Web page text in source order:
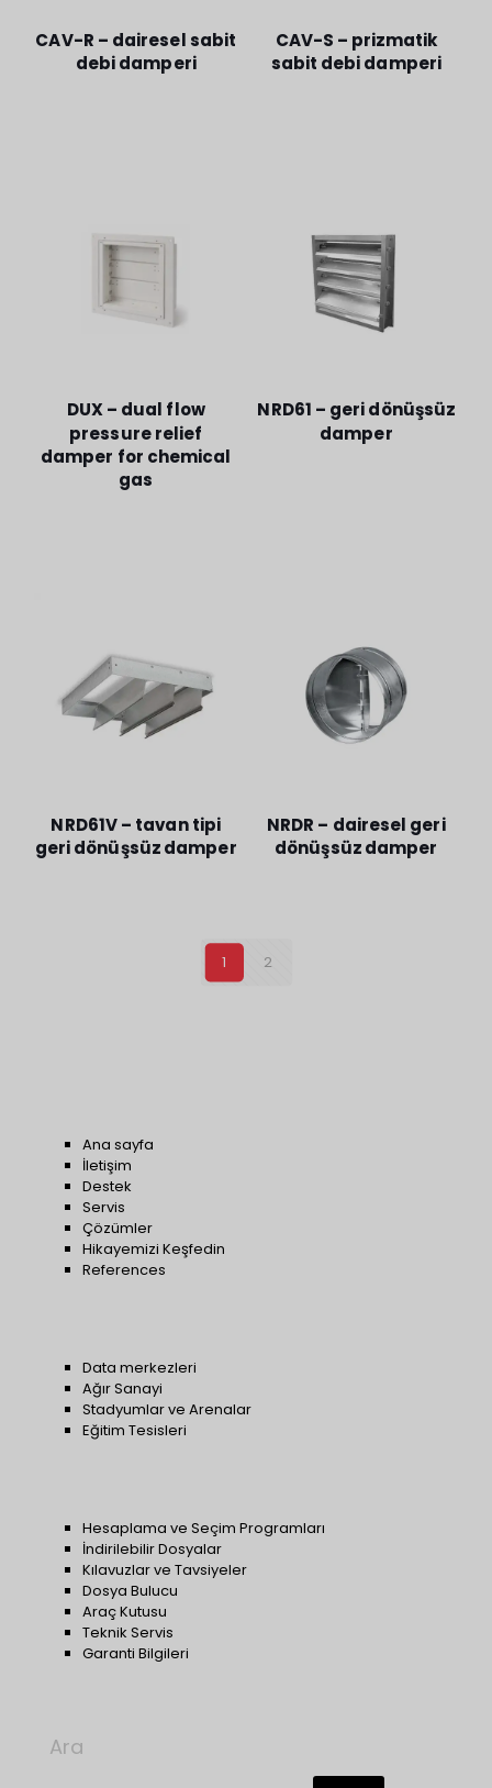
CAV-R – dairesel sabit
debi damperi
CAV-S – prizmatik
sabit debi damperi
DUX – dual flow
pressure relief
damper for chemical
gas
NRD61 – geri dönüşsüz
damper
NRD61V – tavan tipi
geri dönüşsüz damper
NRDR – dairesel geri
dönüşsüz damper
1 2
Ana sayfa
İletişim
Destek
Servis
Çözümler
Hikayemizi Keşfedin
References
Data merkezleri
Ağır Sanayi
Stadyumlar ve Arenalar
Eğitim Tesisleri
Hesaplama ve Seçim Programları
İndirilebilir Dosyalar
Kılavuzlar ve Tavsiyeler
Dosya Bulucu
Araç Kutusu
Teknik Servis
Garanti Bilgileri
Ara